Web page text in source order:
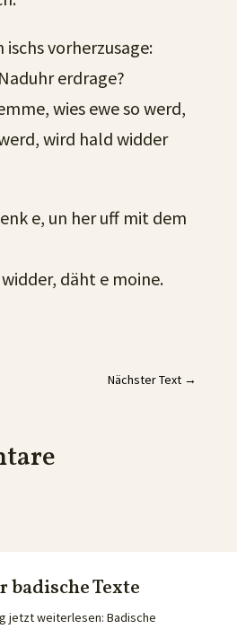
ischs vorherzusage:
erdrage?
wies ewe so werd,
wird hald widder
e, un her uff mit dem
däht e moine.
Nächster Text →
badische Texte
jetzt weiterlesen: Badische